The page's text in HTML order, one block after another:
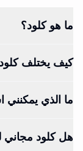
ما هو كلود؟
كيف يختلف
ما الذي يمكنني
هل كلود مجاني